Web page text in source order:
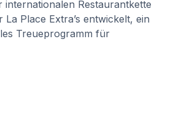
internationalen Restaurantkette
La Place Extra’s entwickelt, ein
Treueprogramm für